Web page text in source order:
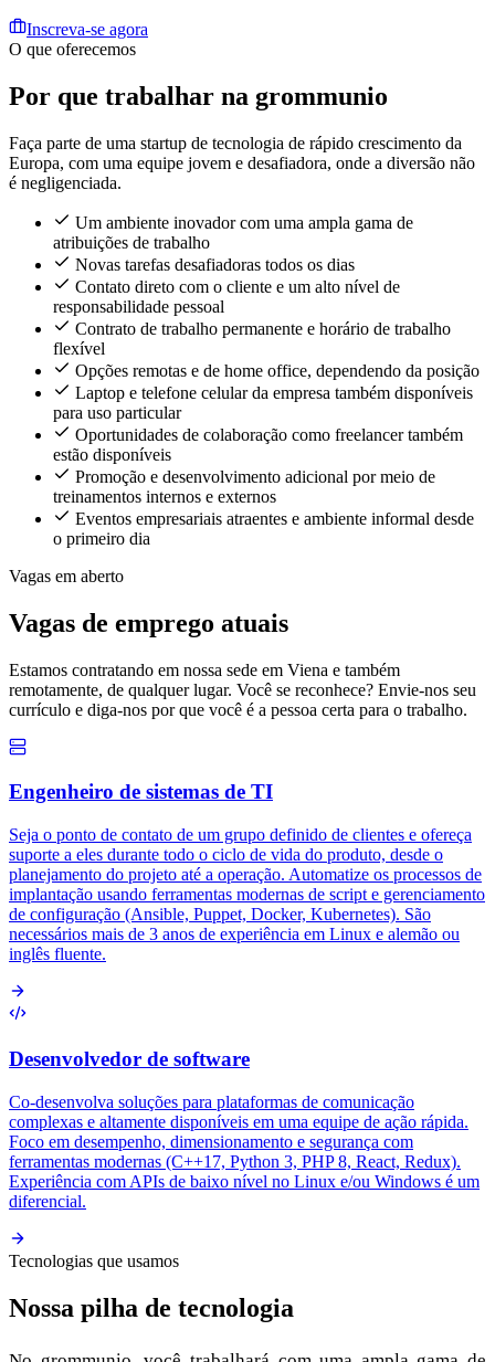
Inscreva-se agora
O que oferecemos
Por que trabalhar na grommunio
Faça parte de uma startup de tecnologia de rápido crescimento da
Europa, com uma equipe jovem e desafiadora, onde a diversão não
é negligenciada.
Um ambiente inovador com uma ampla gama de
atribuições de trabalho
Novas tarefas desafiadoras todos os dias
Contato direto com o cliente e um alto nível de
responsabilidade pessoal
Contrato de trabalho permanente e horário de trabalho
flexível
Opções remotas e de home office, dependendo da posição
Laptop e telefone celular da empresa também disponíveis
para uso particular
Oportunidades de colaboração como freelancer também
estão disponíveis
Promoção e desenvolvimento adicional por meio de
treinamentos internos e externos
Eventos empresariais atraentes e ambiente informal desde
o primeiro dia
Vagas em aberto
Vagas de emprego atuais
Estamos contratando em nossa sede em Viena e também
remotamente, de qualquer lugar. Você se reconhece? Envie-nos seu
currículo e diga-nos por que você é a pessoa certa para o trabalho.
Engenheiro de sistemas de TI
Seja o ponto de contato de um grupo definido de clientes e ofereça
suporte a eles durante todo o ciclo de vida do produto, desde o
planejamento do projeto até a operação. Automatize os processos de
implantação usando ferramentas modernas de script e gerenciamento
de configuração (Ansible, Puppet, Docker, Kubernetes). São
necessários mais de 3 anos de experiência em Linux e alemão ou
inglês fluente.
Desenvolvedor de software
Co-desenvolva soluções para plataformas de comunicação
complexas e altamente disponíveis em uma equipe de ação rápida.
Foco em desempenho, dimensionamento e segurança com
ferramentas modernas (C++17, Python 3, PHP 8, React, Redux).
Experiência com APIs de baixo nível no Linux e/ou Windows é um
diferencial.
Tecnologias que usamos
Nossa pilha de tecnologia